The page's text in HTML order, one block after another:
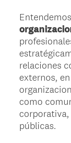
relaciones
externos,
como
públicas.